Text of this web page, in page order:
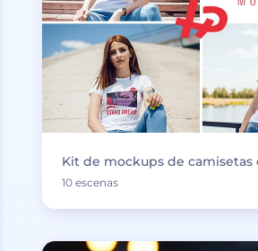
Kit de mockups de camisetas
10 escenas